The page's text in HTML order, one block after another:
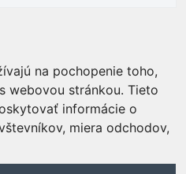
na pochopenie toho,
webovou stránkou. Tieto
informácie o
miera odchodov,